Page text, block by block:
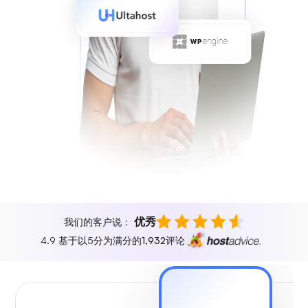
我们的客户说： 优秀
4.9 基于以5分为满分的1,932评论